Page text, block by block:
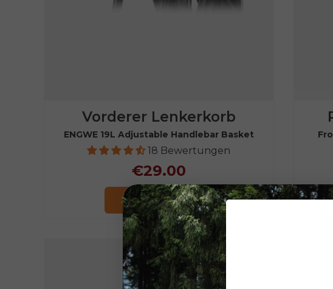
Vorderer Lenkerkorb
ENGWE 19L Adjustable Handlebar Basket
18 Bewertungen
€29.00
Jetzt einkaufen